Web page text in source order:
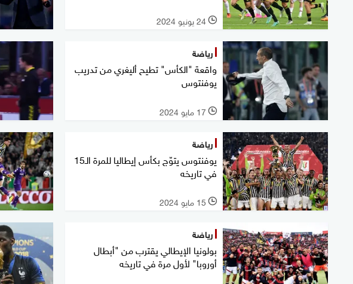
l 24 يونيو 2024
رياضة
واقعة "الكأس" تطيح أليغري من تدريب
يوفنتوس
l 17 مايو 2024
رياضة
يوفنتوس يتوّج بكأس إيطاليا للمرة الـ15
في تاريخه
l 15 مايو 2024
رياضة
بولونيا الإيطالي يقترب من "أبطال
أوروبا" لأول مرة في تاريخه